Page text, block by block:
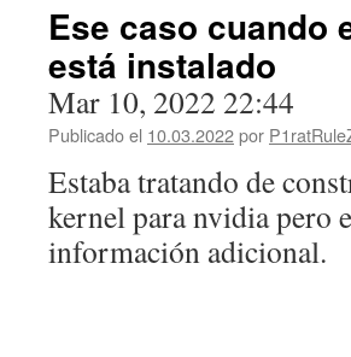
Ese caso cuando
está instalado
Mar 10, 2022 22:44
Publicado el 10.03.2022por
Estaba tratando de
kernel para nvidia pero
información adicional.